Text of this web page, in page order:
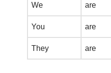
We are
You are
They are